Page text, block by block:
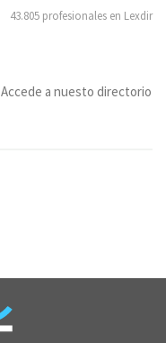
43.805 profesionales en Lexdir
Accede a nuesto directorio